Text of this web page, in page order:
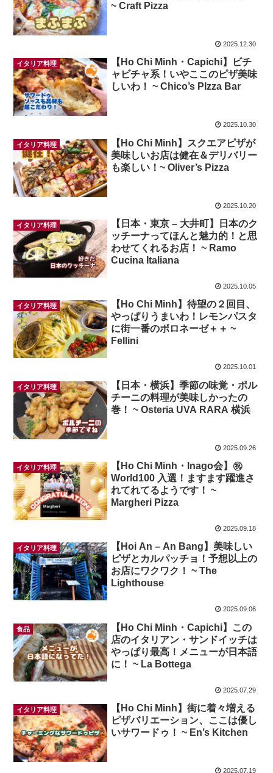
~ Craft Pizza
2025.12.30
イタリア料理
【Ho Chi Minh・Capichi】ビチ
ャビチャ系！いやここのピザ美味
しいわ！ ~ Chico’s PIzza Bar
2025.10.30
イタリア料理
【Ho Chi Minh】スクエアピザが
美味しいお店は健在＆デリバリー
も楽しい！~ Oliver’s Pizza
2025.10.20
イタリア料理
【日本・東京 – 大井町】日本のク
ッチーナってほんと魅力的！と思
わせてくれるお店！ ~ Ramo
Cucina Italiana
2025.10.05
イタリア料理
【Ho Chi Minh】待望の２回目、
やっぱりうまいわ！レモンパスタ
に街一番のボロネーゼ＋＋ ~
Fellini
2025.10.01
イタリア料理
【日本・横浜】季節の味覚・ポル
チーニの料理が美味しかったの
巻！ ~ Osteria UVA RARA 横浜
2025.09.26
イタリア料理
【Ho Chi Minh・Inago会】㊗️
World100 入選！ますます躍進さ
れてれてるようです！ ~
Margheri Pizza
2025.09.18
イタリア料理
【Hoi An – An Bang】美味しい
ピザとカルパッチョ！予想以上の
お店にワクワク！ ~ The
Lighthouse
2025.09.06
食品
【Ho Chi Minh・Capichi】この
店のイタリアン・サンドイッチは
やっぱり最高！メニューが日本語
に！ ~ La Bottega
2025.07.29
イタリア料理
【Ho Chi Minh】街に着々増える
ピザバリエーション、ここは優し
いサワードゥ！ ~ En’s Kitchen
2025.07.19